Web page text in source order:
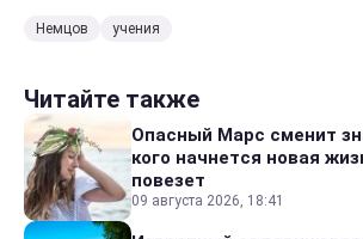
Немцов учения
Читайте также
Опасный Марс сменит
кого начнется новая
повезет
09 августа 2026, 18:41